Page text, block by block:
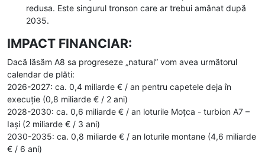
redusa. Este singurul tronson care ar trebui amânat după
2035.
IMPACT FINANCIAR:
Dacă lăsăm A8 sa progreseze „natural” vom avea următorul
calendar de plăti:
2026-2027: ca. 0,4 miliarde € / an pentru capetele deja în
execuţie (0,8 miliarde € / 2 ani)
2028-2030: ca. 0,6 miliarde € / an loturile Moțca - turbion A7 –
Iaşi (2 miliarde € / 3 ani)
2030-2035: ca. 0,8 miliarde € / an loturile montane (4,6 miliarde
€ / 6 ani)